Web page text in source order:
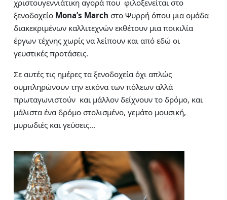
χριστουγεννιάτικη αγορά που φιλοξενείται στο
ξενοδοχείο Mona’s March στο Ψυρρή όπου μια ομάδα
διακεκριμένων καλλιτεχνών εκθέτουν μια ποικιλία
έργων τέχνης χωρίς να λείπουν και από εδώ οι
γευστικές προτάσεις.
Σε αυτές τις ημέρες τα ξενοδοχεία όχι απλώς
συμπληρώνουν την εικόνα των πόλεων αλλά
πρωταγωνιστούν και μάλλον δείχνουν το δρόμο, και
μάλιστα ένα δρόμο στολισμένο, γεμάτο μουσική,
μυρωδιές και γεύσεις…